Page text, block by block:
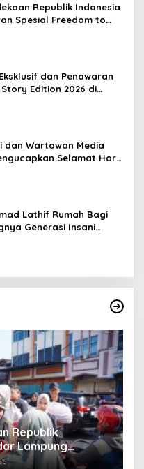
Republik Indonesia
Spesial Freedom to
Lampung Bukit Randu
dan Penawaran
Edition 2026 di
dan Wartawan Media
Selamat Hari
Hijriyah / 2026 M
Lathif Rumah Bagi
Generasi Insani
Republik
Lampung
ke Warga